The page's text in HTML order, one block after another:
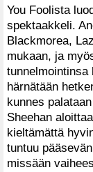
You Foolista
spektaakkeli.
Blackmorea,
mukaan, ja
härnätään
kunnes
Sheehan
kieltämättä
tuntuu
missään